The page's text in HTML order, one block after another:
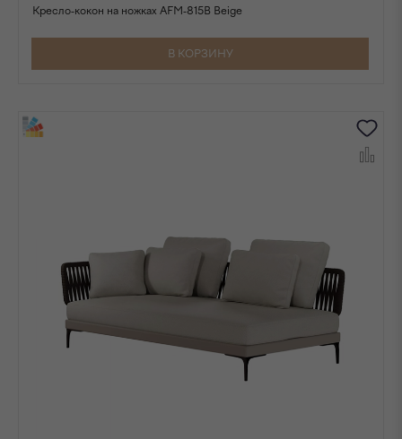
Кресло-кокон на ножках AFM-815B Beige
В КОРЗИНУ